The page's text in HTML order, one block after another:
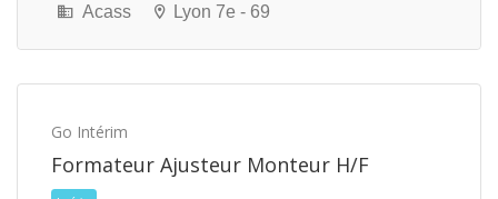
CDI
Acass Lyon 7e - 69
Go Intérim
Formateur Ajusteur Monteur H/F